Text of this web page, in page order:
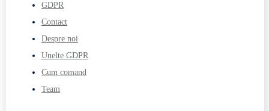
GDPR
Contact
Despre noi
Unelte GDPR
Cum comand
Team